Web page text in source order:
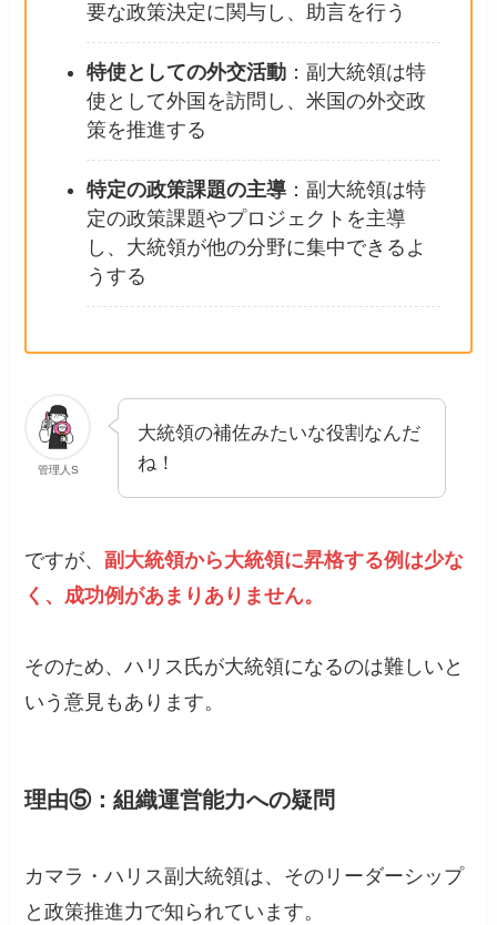
要な政策決定に関与し、助言を行う
特使としての外交活動 ：副大統領は特
使として外国を訪問し、米国の外交政
策を推進する
特定の政策課題の主導 ：副大統領は特
定の政策課題やプロジェクトを主導
し、大統領が他の分野に集中できるよ
うする
管理人S
大統領の補佐みたいな役割なんだ
ね！
ですが、副大統領から大統領に昇格する例は少な
く、成功例があまりありません。
そのため、ハリス氏が大統領になるのは難しいと
いう意見もあります。
理由⑤：組織運営能力への疑問
カマラ・ハリス副大統領は、そのリーダーシップ
と政策推進力で知られています。